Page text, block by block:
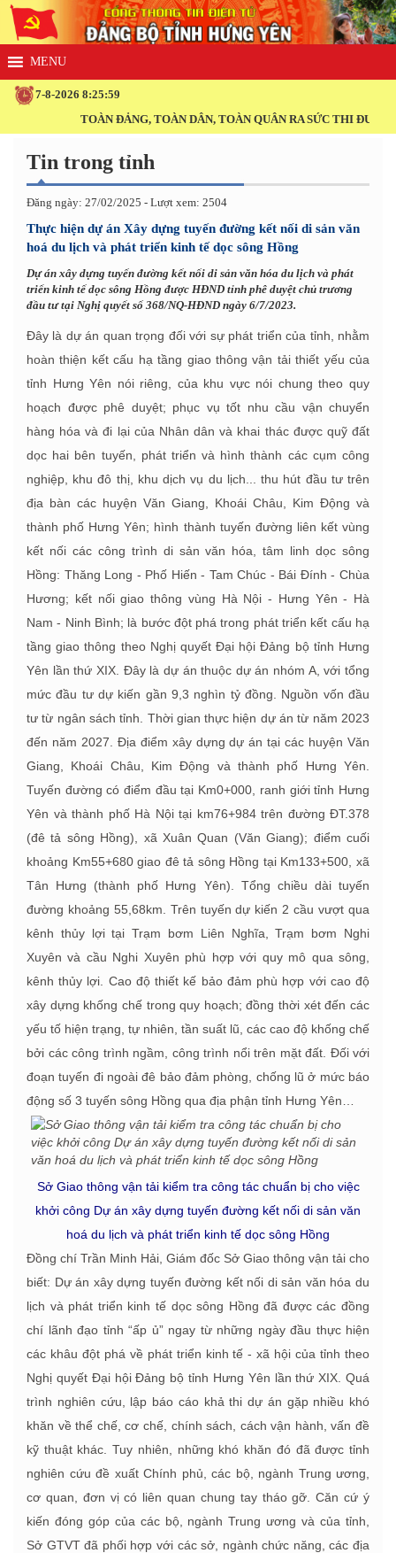
7-8-2026 8:25:59
TOÀN ĐẢNG, TOÀN DÂN, TOÀN QUÂN RA SỨC THI ĐUA
Tin trong tỉnh
Đăng ngày: 27/02/2025 - Lượt xem: 2504
Thực hiện dự án Xây dựng tuyến đường kết nối di sản văn
hoá du lịch và phát triển kinh tế dọc sông Hồng
Dự án xây dựng tuyến đường kết nối di sản văn hóa du lịch và phát
triển kinh tế dọc sông Hồng được HĐND tỉnh phê duyệt chủ trương
đầu tư tại Nghị quyết số 368/NQ-HĐND ngày 6/7/2023.
Đây là dự án quan trọng đối với sự phát triển của tỉnh, nhằm
hoàn thiện kết cấu hạ tầng giao thông vận tải thiết yếu của
tỉnh Hưng Yên nói riêng, của khu vực nói chung theo quy
hoạch được phê duyệt; phục vụ tốt nhu cầu vận chuyển
hàng hóa và đi lại của Nhân dân và khai thác được quỹ đất
dọc hai bên tuyến, phát triển và hình thành các cụm công
nghiệp, khu đô thị, khu dịch vụ du lịch... thu hút đầu tư trên
địa bàn các huyện Văn Giang, Khoái Châu, Kim Động và
thành phố Hưng Yên; hình thành tuyến đường liên kết vùng
kết nối các công trình di sản văn hóa, tâm linh dọc sông
Hồng: Thăng Long - Phố Hiến - Tam Chúc - Bái Đính - Chùa
Hương; kết nối giao thông vùng Hà Nội - Hưng Yên - Hà
Nam - Ninh Bình; là bước đột phá trong phát triển kết cấu hạ
tầng giao thông theo Nghị quyết Đại hội Đảng bộ tỉnh Hưng
Yên lần thứ XIX. Đây là dự án thuộc dự án nhóm A, với tổng
mức đầu tư dự kiến gần 9,3 nghìn tỷ đồng. Nguồn vốn đầu
tư từ ngân sách tỉnh. Thời gian thực hiện dự án từ năm 2023
đến năm 2027. Địa điểm xây dựng dự án tại các huyện Văn
Giang, Khoái Châu, Kim Động và thành phố Hưng Yên.
Tuyến đường có điểm đầu tại Km0+000, ranh giới tỉnh Hưng
Yên và thành phố Hà Nội tại km76+984 trên đường ĐT.378
(đê tả sông Hồng), xã Xuân Quan (Văn Giang); điểm cuối
khoảng Km55+680 giao đê tả sông Hồng tại Km133+500, xã
Tân Hưng (thành phố Hưng Yên). Tổng chiều dài tuyến
đường khoảng 55,68km. Trên tuyến dự kiến 2 cầu vượt qua
kênh thủy lợi tại Trạm bơm Liên Nghĩa, Trạm bơm Nghi
Xuyên và cầu Nghi Xuyên phù hợp với quy mô qua sông,
kênh thủy lợi. Cao độ thiết kế bảo đảm phù hợp với cao độ
xây dựng khống chế trong quy hoạch; đồng thời xét đến các
yếu tố hiện trạng, tự nhiên, tần suất lũ, các cao độ khống chế
bởi các công trình ngầm, công trình nổi trên mặt đất. Đối với
đoạn tuyến đi ngoài đê bảo đảm phòng, chống lũ ở mức báo
động số 3 tuyến sông Hồng qua địa phận tỉnh Hưng Yên…
Sở Giao thông vận tải kiểm tra công tác chuẩn bị cho việc
khởi công Dự án xây dựng tuyến đường kết nối di sản văn
hoá du lịch và phát triển kinh tế dọc sông Hồng
Đồng chí Trần Minh Hải, Giám đốc Sở Giao thông vận tải cho
biết: Dự án xây dựng tuyến đường kết nối di sản văn hóa du
lịch và phát triển kinh tế dọc sông Hồng đã được các đồng
chí lãnh đạo tỉnh “ấp ủ” ngay từ những ngày đầu thực hiện
các khâu đột phá về phát triển kinh tế - xã hội của tỉnh theo
Nghị quyết Đại hội Đảng bộ tỉnh Hưng Yên lần thứ XIX. Quá
trình nghiên cứu, lập báo cáo khả thi dự án gặp nhiều khó
khăn về thể chế, cơ chế, chính sách, cách vận hành, vấn đề
kỹ thuật khác. Tuy nhiên, những khó khăn đó đã được tỉnh
nghiên cứu đề xuất Chính phủ, các bộ, ngành Trung ương,
cơ quan, đơn vị có liên quan chung tay tháo gỡ. Căn cứ ý
kiến đóng góp của các bộ, ngành Trung ương và của tỉnh,
Sở GTVT đã phối hợp với các sở, ngành chức năng, các địa